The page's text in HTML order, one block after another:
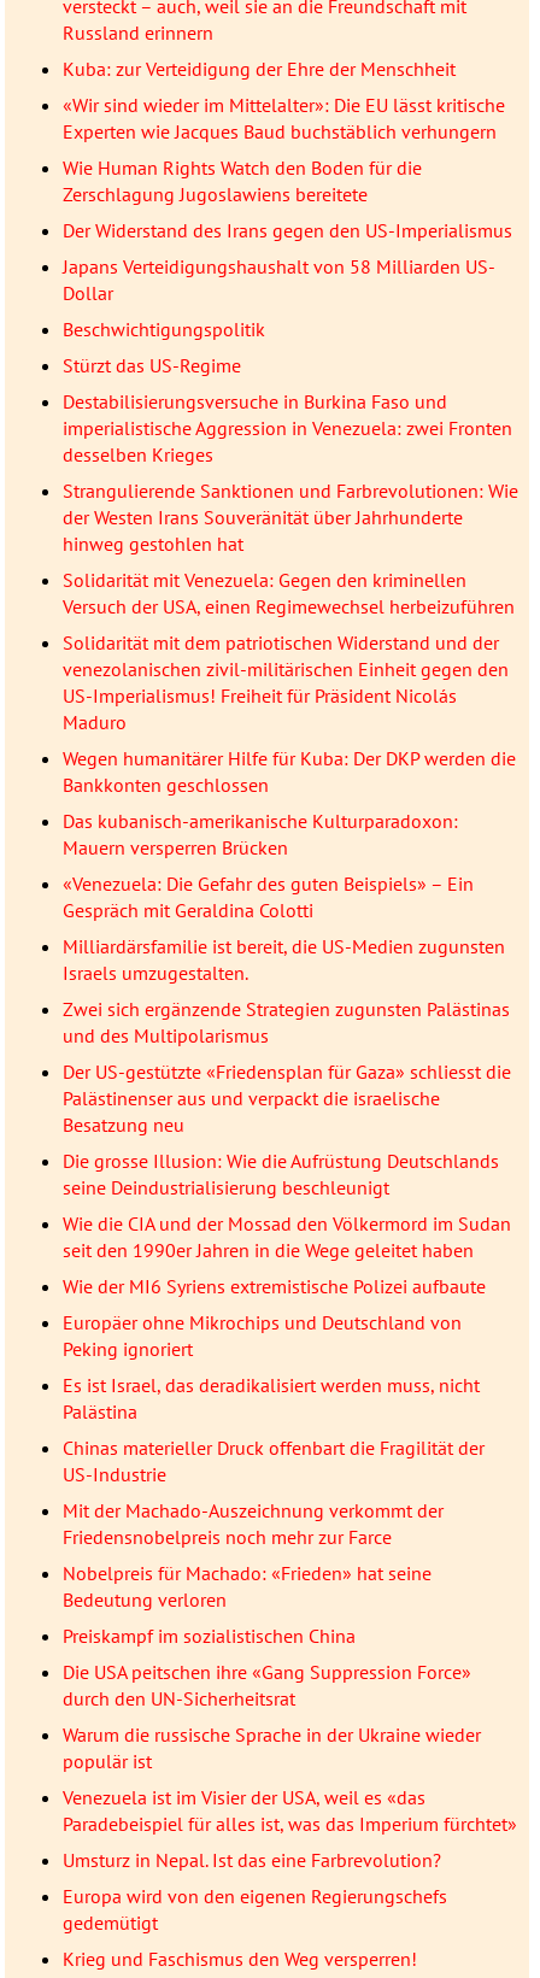
versteckt – auch, weil sie an die Freundschaft mit
Russland erinnern
Kuba: zur Verteidigung der Ehre der Menschheit
«Wir sind wieder im Mittelalter»: Die EU lässt kritische
Experten wie Jacques Baud buchstäblich verhungern
Wie Human Rights Watch den Boden für die
Zerschlagung Jugoslawiens bereitete
Der Widerstand des Irans gegen den US-Imperialismus
Japans Verteidigungshaushalt von 58 Milliarden US-
Dollar
Beschwichtigungspolitik
Stürzt das US-Regime
Destabilisierungsversuche in Burkina Faso und
imperialistische Aggression in Venezuela: zwei Fronten
desselben Krieges
Strangulierende Sanktionen und Farbrevolutionen: Wie
der Westen Irans Souveränität über Jahrhunderte
hinweg gestohlen hat
Solidarität mit Venezuela: Gegen den kriminellen
Versuch der USA, einen Regimewechsel herbeizuführen
Solidarität mit dem patriotischen Widerstand und der
venezolanischen zivil-militärischen Einheit gegen den
US-Imperialismus! Freiheit für Präsident Nicolás
Maduro
Wegen humanitärer Hilfe für Kuba: Der DKP werden die
Bankkonten geschlossen
Das kubanisch-amerikanische Kulturparadoxon:
Mauern versperren Brücken
«Venezuela: Die Gefahr des guten Beispiels» – Ein
Gespräch mit Geraldina Colotti
Milliardärsfamilie ist bereit, die US-Medien zugunsten
Israels umzugestalten.
Zwei sich ergänzende Strategien zugunsten Palästinas
und des Multipolarismus
Der US-gestützte «Friedensplan für Gaza» schliesst die
Palästinenser aus und verpackt die israelische
Besatzung neu
Die grosse Illusion: Wie die Aufrüstung Deutschlands
seine Deindustrialisierung beschleunigt
Wie die CIA und der Mossad den Völkermord im Sudan
seit den 1990er Jahren in die Wege geleitet haben
Wie der MI6 Syriens extremistische Polizei aufbaute
Europäer ohne Mikrochips und Deutschland von
Peking ignoriert
Es ist Israel, das deradikalisiert werden muss, nicht
Palästina
Chinas materieller Druck offenbart die Fragilität der
US-Industrie
Mit der Machado-Auszeichnung verkommt der
Friedensnobelpreis noch mehr zur Farce
Nobelpreis für Machado: «Frieden» hat seine
Bedeutung verloren
Preiskampf im sozialistischen China
Die USA peitschen ihre «Gang Suppression Force»
durch den UN-Sicherheitsrat
Warum die russische Sprache in der Ukraine wieder
populär ist
Venezuela ist im Visier der USA, weil es «das
Paradebeispiel für alles ist, was das Imperium fürchtet»
Umsturz in Nepal. Ist das eine Farbrevolution?
Europa wird von den eigenen Regierungschefs
gedemütigt
Krieg und Faschismus den Weg versperren!